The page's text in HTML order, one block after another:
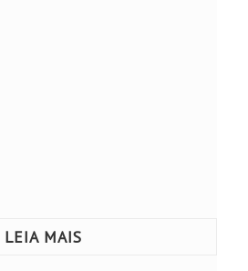
LEIA MAIS